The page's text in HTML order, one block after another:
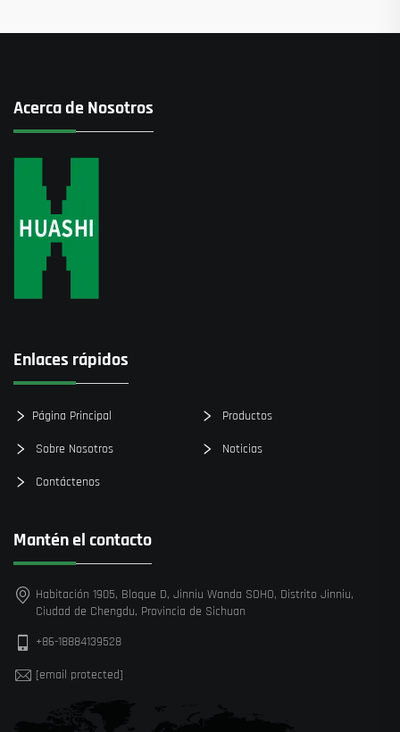
Acerca de Nosotros
Enlaces rápidos
Página Principal Productos
Sobre Nosotros Noticias
Contáctenos
Mantén el contacto
Habitación 1905, Bloque D, Jinniu Wanda SOHO, Distrito Jinniu,
Ciudad de Chengdu, Provincia de Sichuan
+86-18884139528
[email protected]